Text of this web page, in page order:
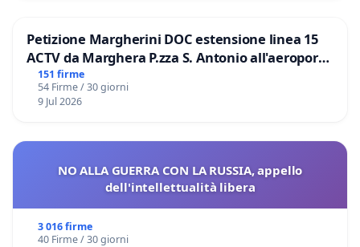
Petizione Margherini DOC estensione linea 15
ACTV da Marghera P.zza S. Antonio all'aeroporto
Marco Polo tariffa a € 1,50
151 firme
54 Firme / 30 giorni
9 Jul 2026
NO ALLA GUERRA CON LA RUSSIA, appello
dell'intellettualità libera
3 016 firme
40 Firme / 30 giorni